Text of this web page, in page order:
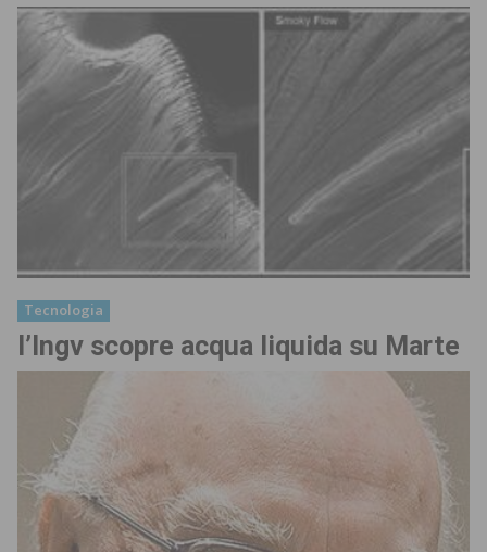
Tecnologia
l’Ingv scopre acqua liquida su Marte